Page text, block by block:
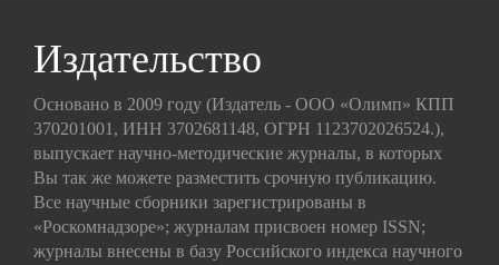
Издательство
Основано в 2009 году (Издатель - ООО «Олимп» КПП
370201001, ИНН 3702681148, ОГРН 1123702026524.),
выпускает научно-методические журналы, в которых
Вы так же можете разместить срочную публикацию.
Все научные сборники зарегистрированы в
«Роскомнадзоре»; журналам присвоен номер ISSN;
журналы внесены в базу Российского индекса научного